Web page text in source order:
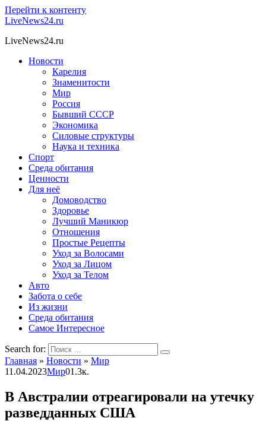
Перейти к контенту
LiveNews24.ru
LiveNews24.ru
Новости
Карелия
Знаменитости
Мир
Россия
Бывший СССР
Экономика
Силовые структуры
Наука и техника
Спорт
Среда обитания
Ценности
Для неё
Домоводство
Здоровье
Лучший Маникюр
Отношения
Простые Рецепты
Уход за Волосами
Уход за Лицом
Уход за Телом
Авто
Забота о себе
Из жизни
Среда обитания
Самое Интересное
Search for:
Главная » Новости » Мир
11.04.2023Мир01.3к.
В Австралии отреагировали на утечку
разведданных США